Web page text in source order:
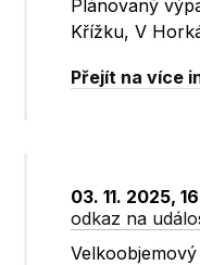
Plánovaný
Křížku, V
Přejít na více
03. 11. 2025,
odkaz na